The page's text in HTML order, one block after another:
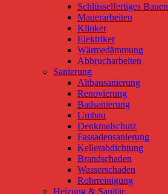
Schlüsselfertiges Bauen
Mauerarbeiten
Klinker
Elektriker
Wärmedämmung
Abbrucharbeiten
Sanierung
Altbausanierung
Renovierung
Badsanierung
Umbau
Denkmalschutz
Fassadensanierung
Kellerabdichtung
Brandschaden
Wasserschaden
Rohrreinigung
Heizung & Sanitär